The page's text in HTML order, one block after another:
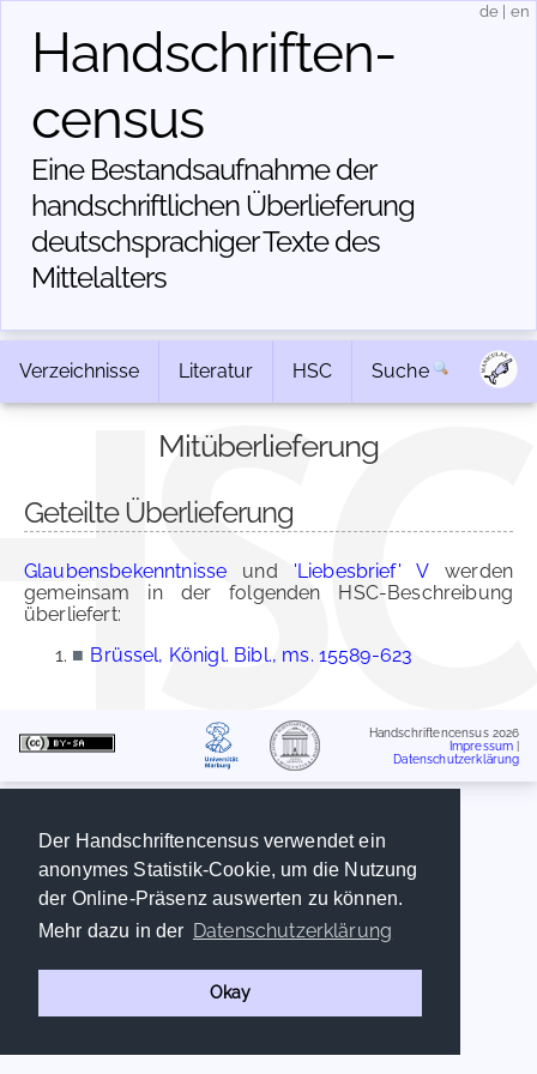
Der Handschriftencensus verwendet ein
anonymes Statistik-Cookie, um die Nutzung
der Online-Präsenz auswerten zu können.
Mehr dazu in der Datenschutzerklärung
Okay
Handschriften­
census
Eine Bestandsaufnahme der
handschriftlichen Über­lieferung
deutschsprachiger Texte des
Mittelalters
de en
Verzeichnisse Literatur HSC Suche
Mitüberlieferung
Geteilte Überlieferung
Glaubensbekenntnisse und 'Liebesbrief' V werden
gemeinsam in der folgenden HSC-Beschreibung
überliefert:
■ Brüssel, Königl. Bibl., ms. 15589-623
Handschriftencensus 2026
Impressum
Datenschutzerklärung